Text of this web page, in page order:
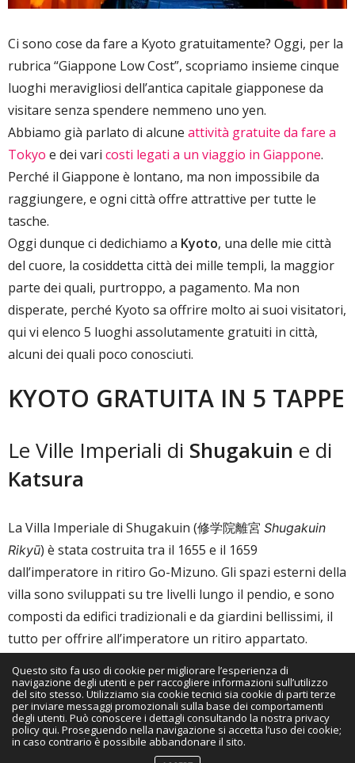
Ci sono cose da fare a Kyoto gratuitamente? Oggi, per la
rubrica “Giappone Low Cost”, scopriamo insieme cinque
luoghi meravigliosi dell’antica capitale giapponese da
visitare senza spendere nemmeno uno yen.
Abbiamo già parlato di alcune attività gratuite da fare a
Tokyo e dei vari costi legati a un viaggio in Giappone.
Perché il Giappone è lontano, ma non impossibile da
raggiungere, e ogni città offre attrattive per tutte le
tasche.
Oggi dunque ci dedichiamo a Kyoto, una delle mie città
del cuore, la cosiddetta città dei mille templi, la maggior
parte dei quali, purtroppo, a pagamento. Ma non
disperate, perché Kyoto sa offrire molto ai suoi visitatori,
qui vi elenco 5 luoghi assolutamente gratuiti in città,
alcuni dei quali poco conosciuti.
KYOTO GRATUITA IN 5 TAPPE
Le Ville Imperiali di Shugakuin e di
Katsura
La Villa Imperiale di Shugakuin (修学院離宮 Shugakuin
Rikyū) è stata costruita tra il 1655 e il 1659
dall’imperatore in ritiro Go-Mizuno. Gli spazi esterni della
villa sono sviluppati su tre livelli lungo il pendio, e sono
composti da edifici tradizionali e da giardini bellissimi, il
tutto per offrire all’imperatore un ritiro appartato.
Questo sito fa uso di cookie per migliorare l’esperienza di
navigazione degli utenti e per raccogliere informazioni sull’utilizzo
del sito stesso. Utilizziamo sia cookie tecnici sia cookie di parti terze
per inviare messaggi promozionali sulla base dei comportamenti
degli utenti. Può conoscere i dettagli consultando la nostra privacy
policy qui. Proseguendo nella navigazione si accetta l’uso dei cookie;
in caso contrario è possibile abbandonare il sito.